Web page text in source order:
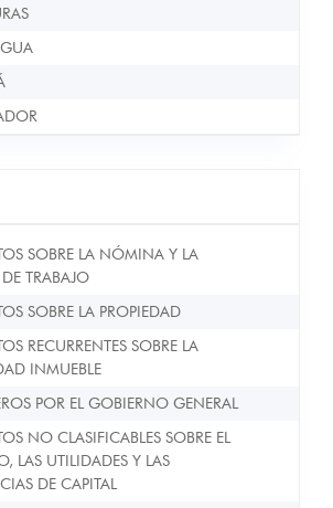
SOBRE LA NÓMINA Y LA
TRABAJO
SOBRE LA PROPIEDAD
RECURRENTES SOBRE LA
INMUEBLE
POR EL GOBIERNO GENERAL
NO CLASIFICABLES SOBRE EL
LAS UTILIDADES Y LAS
DE CAPITAL